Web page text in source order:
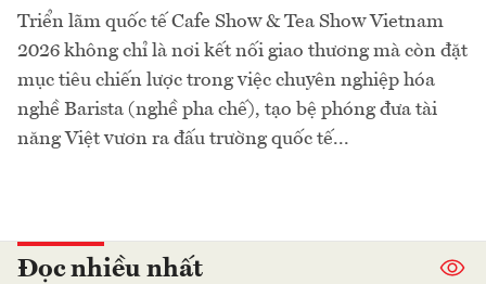
Triển lãm quốc tế Cafe Show & Tea Show Vietnam
2026 không chỉ là nơi kết nối giao thương mà còn đặt
mục tiêu chiến lược trong việc chuyên nghiệp hóa
nghề Barista (nghề pha chế), tạo bệ phóng đưa tài
năng Việt vươn ra đấu trường quốc tế...
Đọc nhiều nhất